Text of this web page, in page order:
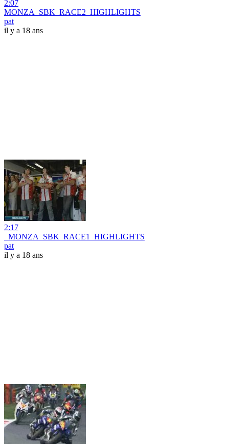
2:07
MONZA_SBK_RACE2_HIGHLIGHTS
pat
il y a 18 ans
2:17
_MONZA_SBK_RACE1_HIGHLIGHTS
pat
il y a 18 ans